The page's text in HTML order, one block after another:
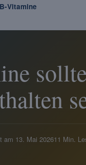
am 13. Mai 202611 Min.
B-Vitamine